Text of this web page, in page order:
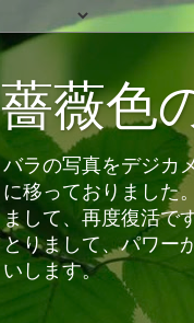
薔薇色
バラの写真をデジカ
に移っておりました
まして、再度復活で
とりまして、パワー
いします。